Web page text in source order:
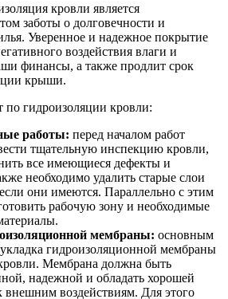
кровли является
заботы о долговечности и
Уверенное и надежное покрытие
воздействия влаги и
финансы, а также продлит срок
крыши.
гидроизоляции кровли:
работы: перед началом работ
тщательную инспекцию кровли,
все имеющиеся дефекты и
необходимо удалить старые слои
они имеются. Параллельно с этим
рабочую зону и необходимые
мембраны: основным
укладка гидроизоляционной мембраны
Мембрана должна быть
надежной и обладать хорошей
внешним воздействиям. Для этого